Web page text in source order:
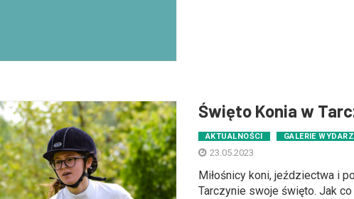
Święto Konia w
AKTUALNOŚCI GALERIE
23.05.2023
Miłośnicy koni, jeździectwa i
Tarczynie swoje święto. Jak